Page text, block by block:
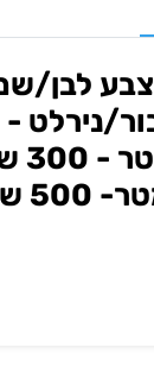
- 200 ש"ח.